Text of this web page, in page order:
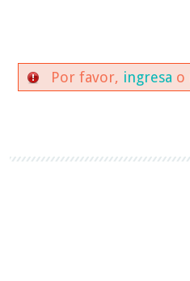
Por favor, ingresa o